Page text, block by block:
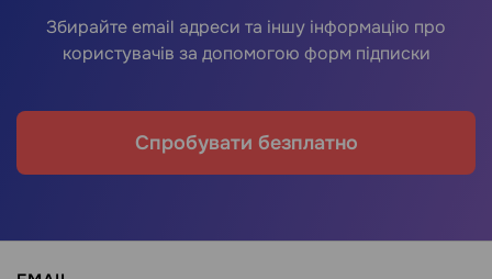
Збирайте email адреси та іншу інформацію про
користувачів за допомогою форм підписки
Спробувати безплатно